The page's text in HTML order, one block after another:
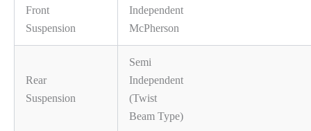
Front
Suspension
Independent
McPherson
Rear
Suspension
Semi
Independent
(Twist
Beam Type)